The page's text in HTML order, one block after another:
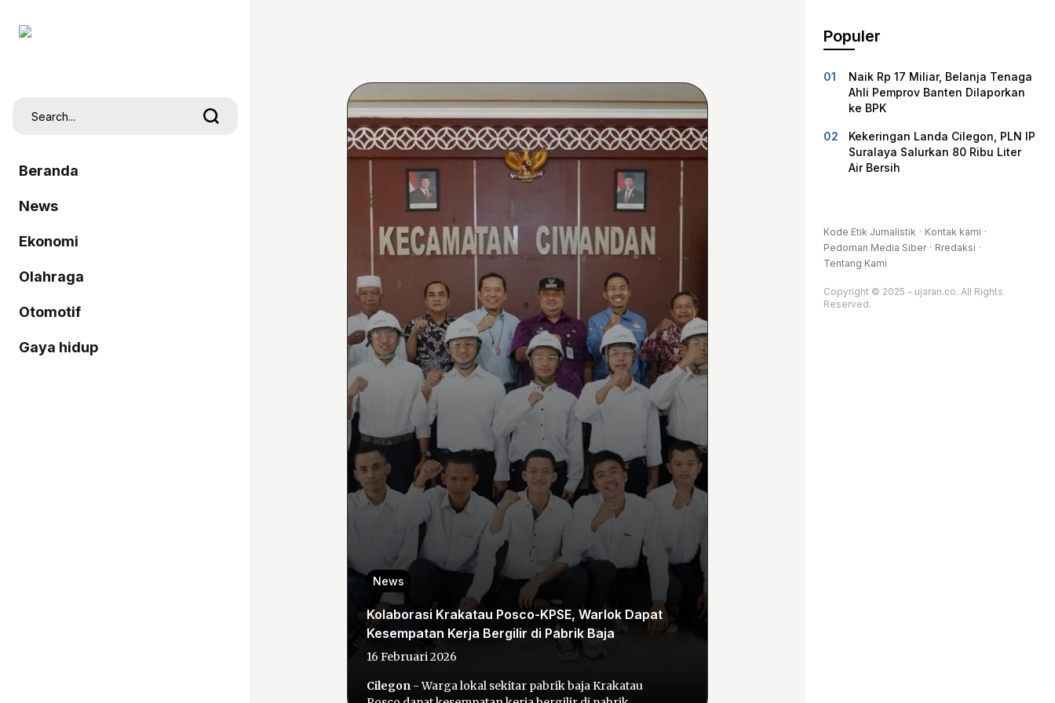
Beranda
News
Ekonomi
Olahraga
Otomotif
Gaya hidup
News
Kolaborasi Krakatau Posco-KPSE, Warlok Dapat
Kesempatan Kerja Bergilir di Pabrik Baja
16 Februari 2026
Cilegon - Warga lokal sekitar pabrik baja Krakatau
Populer
Naik Rp 17 Miliar, Belanja Tenaga
Ahli Pemprov Banten Dilaporkan
ke BPK
Kekeringan Landa Cilegon, PLN IP
Suralaya Salurkan 80 Ribu Liter
Air Bersih
Kode Etik Jurnalistik
Kontak kami
Pedoman Media Siber
Rredaksi
Tentang Kami
Copyright © 2025 - ujaran.co. All Rights
Reserved.